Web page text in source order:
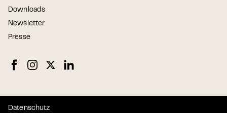
Downloads
Newsletter
Presse
Datenschutz